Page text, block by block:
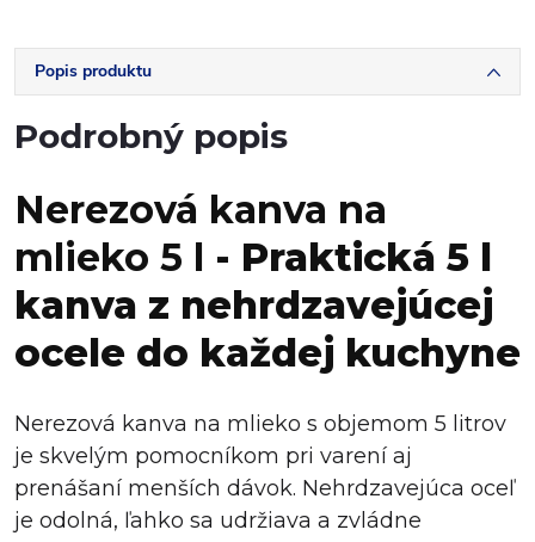
Popis produktu
Podrobný popis
Nerezová kanva na
mlieko 5 l - Praktická 5 l
kanva z nehrdzavejúcej
ocele do každej kuchyne
Nerezová kanva na mlieko s objemom 5 litrov
je skvelým pomocníkom pri varení aj
prenášaní menších dávok. Nehrdzavejúca oceľ
je odolná, ľahko sa udržiava a zvládne